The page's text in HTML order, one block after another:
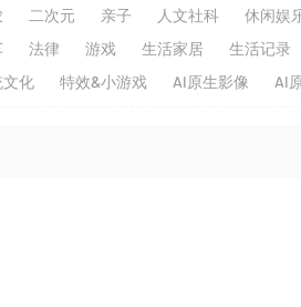
二次元 亲子 人文社科
休闲娱
法律 游戏 生活家居
生活记录
文化 特效&小游戏 AI原生影像 AI